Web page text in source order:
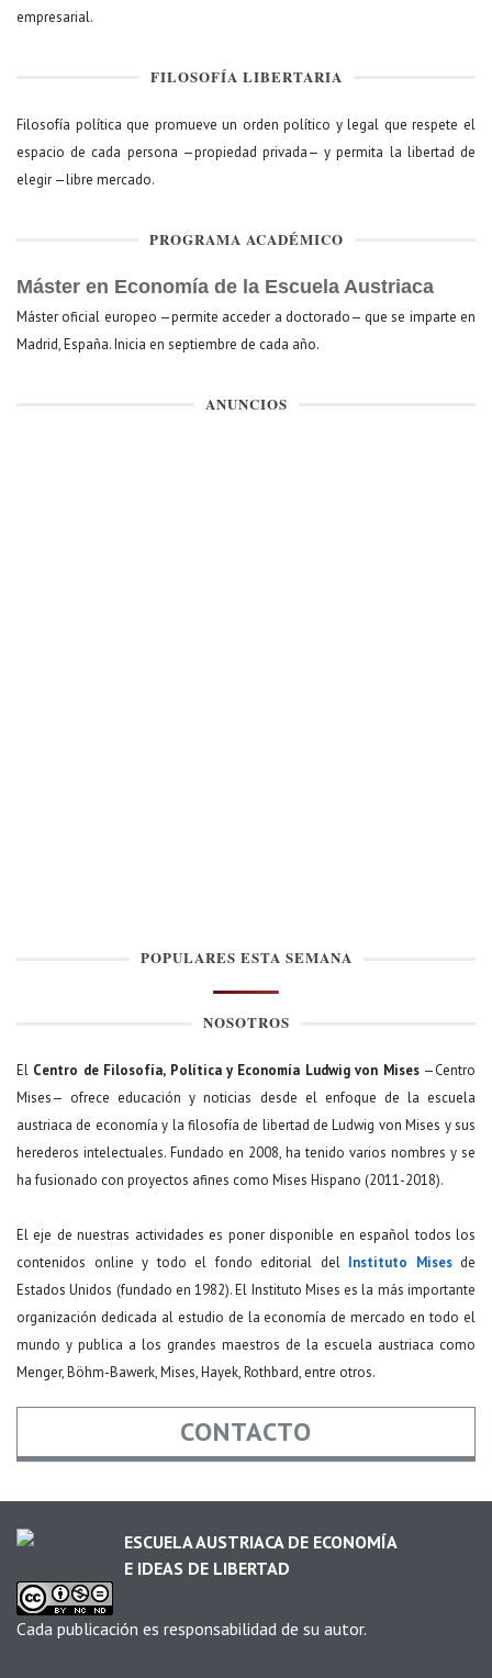
empresarial.
FILOSOFÍA LIBERTARIA
Filosofía política que promueve un orden político y legal que respete el
espacio de cada persona —propiedad privada— y permita la libertad de
elegir —libre mercado.
PROGRAMA ACADÉMICO
Máster en Economía de la Escuela Austriaca
Máster oficial europeo —permite acceder a doctorado— que se imparte en
Madrid, España. Inicia en septiembre de cada año.
ANUNCIOS
POPULARES ESTA SEMANA
NOSOTROS
El Centro de Filosofía, Política y Economía Ludwig von Mises—Centro
Mises— ofrece educación y noticias desde el enfoque de la escuela
austriaca de economía y la filosofía de libertad de Ludwig von Mises y sus
herederos intelectuales. Fundado en 2008, ha tenido varios nombres y se
ha fusionado con proyectos afines como Mises Hispano (2011-2018).
El eje de nuestras actividades es poner disponible en español todos los
contenidos online y todo el fondo editorial del Instituto Misesde
Estados Unidos (fundado en 1982). El Instituto Mises es la más importante
organización dedicada al estudio de la economía de mercado en todo el
mundo y publica a los grandes maestros de la escuela austriaca como
Menger, Böhm-Bawerk, Mises, Hayek, Rothbard, entre otros.
CONTACTO
Asunto
ESCUELA AUSTRIACA DE ECONOMÍA
E IDEAS DE LIBERTAD
Cada publicación es responsabilidad de su autor.